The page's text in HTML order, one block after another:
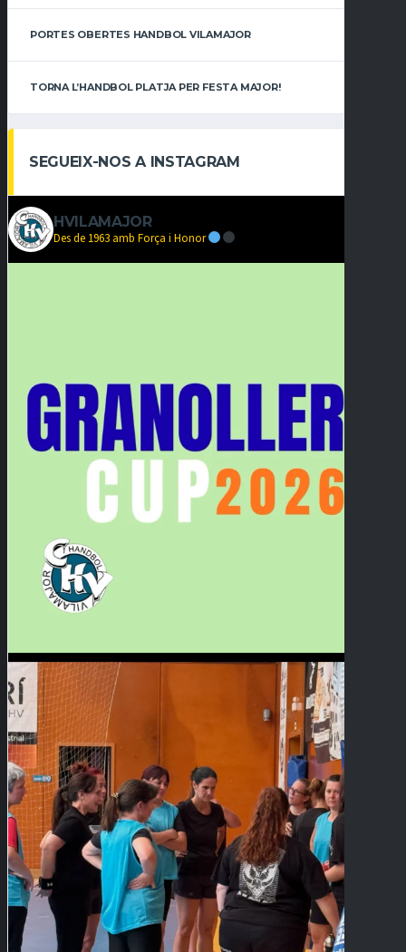
PORTES OBERTES HANDBOL VILAMAJOR
TORNA L’HANDBOL PLATJA PER FESTA MAJOR!
SEGUEIX-NOS A INSTAGRAM
HVILAMAJOR
Des de 1963 amb Força i Honor